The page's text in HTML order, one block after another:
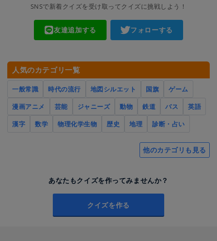
SNSで新着クイズを受け取ってクイズに挑戦しよう！
友達追加する フォローする
人気のカテゴリ一覧
一般常識 時代の流行 地図シルエット 国旗
ゲーム
漫画アニメ
芸能 ジャニーズ 動物 鉄道 バス
英語
漢字
数学 物理化学生物 歴史 地理 診断・占い
他のカテゴリも見る
あなたもクイズを作ってみませんか？
クイズを作る